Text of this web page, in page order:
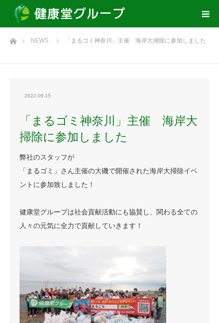
ホームNEWS 「まるゴミ神奈川」主催 海岸大掃除に参加しました
2022.09.15
「まるゴミ神奈川」主催 海岸大
掃除に参加しました
弊社のスタッフが
「まるゴミ」さん主催の大磯で開催された海岸大掃除イベ
ントに参加致しました！
健康堂グループは社会貢献活動にも協賛し、関わる全ての
人々の元気に全力で貢献していきます！